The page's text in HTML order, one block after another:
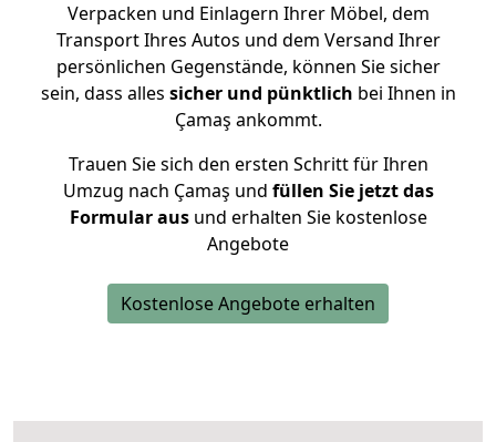
Verpacken und Einlagern Ihrer Möbel, dem
Transport Ihres Autos und dem Versand Ihrer
persönlichen Gegenstände, können Sie sicher
sein, dass alles sicher und pünktlich bei Ihnen in
Çamaş ankommt.
Trauen Sie sich den ersten Schritt für Ihren
Umzug nach Çamaş und füllen Sie jetzt das
Formular ausund erhalten Sie kostenlose
Angebote
Kostenlose Angebote erhalten